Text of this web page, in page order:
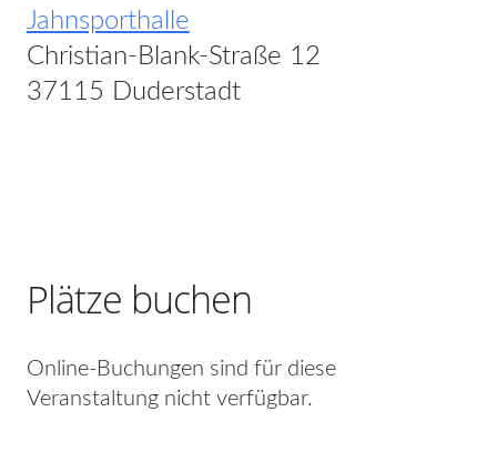
Jahnsporthalle
Christian-Blank-Straße 12
37115 Duderstadt
Plätze buchen
Online-Buchungen sind für diese
Veranstaltung nicht verfügbar.